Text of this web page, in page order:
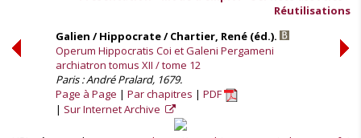
Réutilisations
Galien / Hippocrate / Chartier, René (éd.).
Operum Hippocratis Coi et Galeni Pergameni
archiatron tomus XII / tome 12
Paris : André Pralard, 1679.
Page à Page
Par chapitres
PDF
Sur Internet Archive